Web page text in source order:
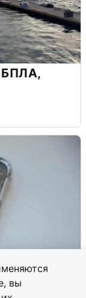
вы
БПЛА,